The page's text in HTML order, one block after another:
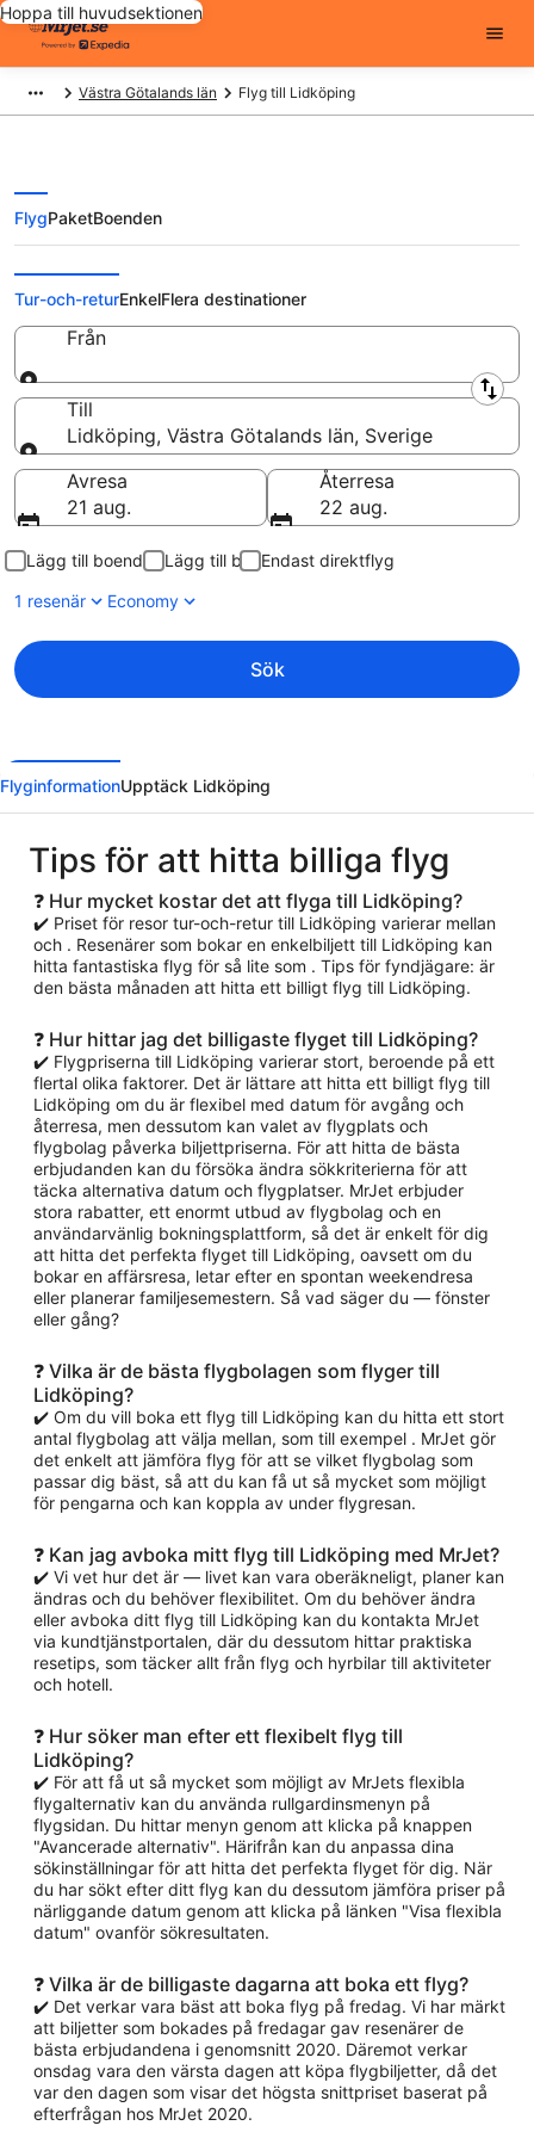
Hoppa till huvudsektionen
Västra Götalands län Flyg till Lidköping
Billiga flygbiljetter till Lidköping
FlygPaketBoenden
Tur-och-returEnkelFlera destinationer
Från
Från
Till
Lidköping, Västra Götalands län, Sverige
Till
Avresa
21 aug.
Återresa
22 aug.
Lägg till boende Lägg till bil
Endast direktflyg
1 resenär
Economy
Sök
FlyginformationUpptäck Lidköping
Tips för att hitta billiga flyg
❓ Hur mycket kostar det att flyga till Lidköping?
✔️ Priset för resor tur-och-retur till Lidköping varierar mellan
och . Resenärer som bokar en enkelbiljett till Lidköping kan
hitta fantastiska flyg för så lite som . Tips för fyndjägare: är
den bästa månaden att hitta ett billigt flyg till Lidköping.
❓ Hur hittar jag det billigaste flyget till Lidköping?
✔️ Flygpriserna till Lidköping varierar stort, beroende på ett
flertal olika faktorer. Det är lättare att hitta ett billigt flyg till
Lidköping om du är flexibel med datum för avgång och
återresa, men dessutom kan valet av flygplats och
flygbolag påverka biljettpriserna. För att hitta de bästa
erbjudanden kan du försöka ändra sökkriterierna för att
täcka alternativa datum och flygplatser. MrJet erbjuder
stora rabatter, ett enormt utbud av flygbolag och en
användarvänlig bokningsplattform, så det är enkelt för dig
att hitta det perfekta flyget till Lidköping, oavsett om du
bokar en affärsresa, letar efter en spontan weekendresa
eller planerar familjesemestern. Så vad säger du — fönster
eller gång?
❓ Vilka är de bästa flygbolagen som flyger till
Lidköping?
✔️ Om du vill boka ett flyg till Lidköping kan du hitta ett stort
antal flygbolag att välja mellan, som till exempel . MrJet gör
det enkelt att jämföra flyg för att se vilket flygbolag som
passar dig bäst, så att du kan få ut så mycket som möjligt
för pengarna och kan koppla av under flygresan.
❓ Kan jag avboka mitt flyg till Lidköping med MrJet?
✔️ Vi vet hur det är — livet kan vara oberäkneligt, planer kan
ändras och du behöver flexibilitet. Om du behöver ändra
eller avboka ditt flyg till Lidköping kan du kontakta MrJet
via kundtjänstportalen, där du dessutom hittar praktiska
resetips, som täcker allt från flyg och hyrbilar till aktiviteter
och hotell.
❓ Hur söker man efter ett flexibelt flyg till
Lidköping?
✔️ För att få ut så mycket som möjligt av MrJets flexibla
flygalternativ kan du använda rullgardinsmenyn på
flygsidan. Du hittar menyn genom att klicka på knappen
"Avancerade alternativ". Härifrån kan du anpassa dina
sökinställningar för att hitta det perfekta flyget för dig. När
du har sökt efter ditt flyg kan du dessutom jämföra priser på
närliggande datum genom att klicka på länken "Visa flexibla
datum" ovanför sökresultaten.
❓ Vilka är de billigaste dagarna att boka ett flyg?
✔️ Det verkar vara bäst att boka flyg på fredag. Vi har märkt
att biljetter som bokades på fredagar gav resenärer de
bästa erbjudandena i genomsnitt 2020. Däremot verkar
onsdag vara den värsta dagen att köpa flygbiljetter, då det
var den dagen som visar det högsta snittpriset baserat på
efterfrågan hos MrJet 2020.